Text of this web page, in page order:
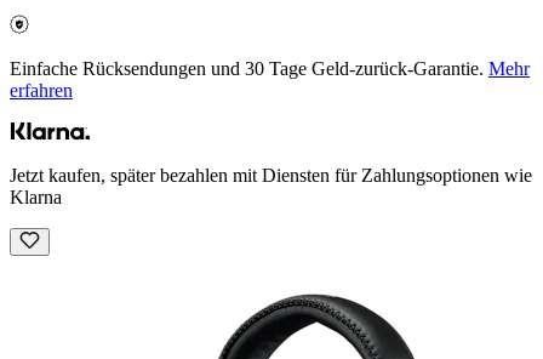
Einfache Rücksendungen und 30 Tage Geld-zurück-Garantie. Mehr
erfahren
Jetzt kaufen, später bezahlen mit Diensten für Zahlungsoptionen wie
Klarna